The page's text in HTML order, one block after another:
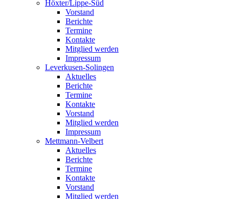
Höxter/Lippe-Süd
Vorstand
Berichte
Termine
Kontakte
Mitglied werden
Impressum
Leverkusen-Solingen
Aktuelles
Berichte
Termine
Kontakte
Vorstand
Mitglied werden
Impressum
Mettmann-Velbert
Aktuelles
Berichte
Termine
Kontakte
Vorstand
Mitglied werden